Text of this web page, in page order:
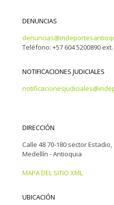
DENUNCIAS
Teléfono: +57 604 5200890 ext.
NOTIFICACIONES JUDICIALES
DIRECCIÓN
Calle 48 70-180 sector Estadio,
Medellín - Antioquia
MAPA DEL SITIO XML
UBICACIÓN